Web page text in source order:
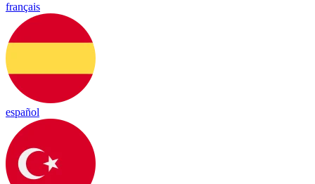
français
español